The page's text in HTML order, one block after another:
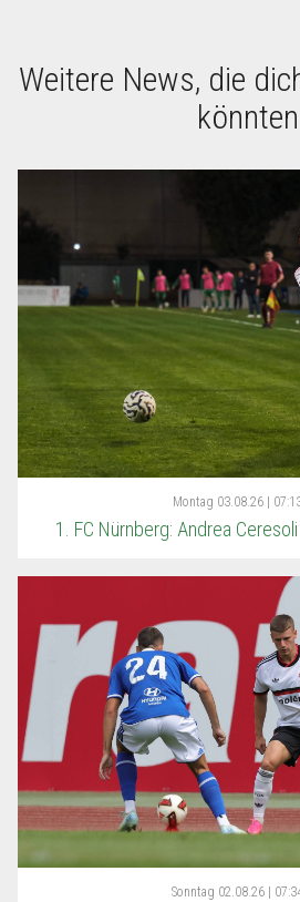
Weitere News, die
könnten
Montag 03.08.26 |
1. FC Nürnberg: Andrea
Sonntag 02.08.26 |